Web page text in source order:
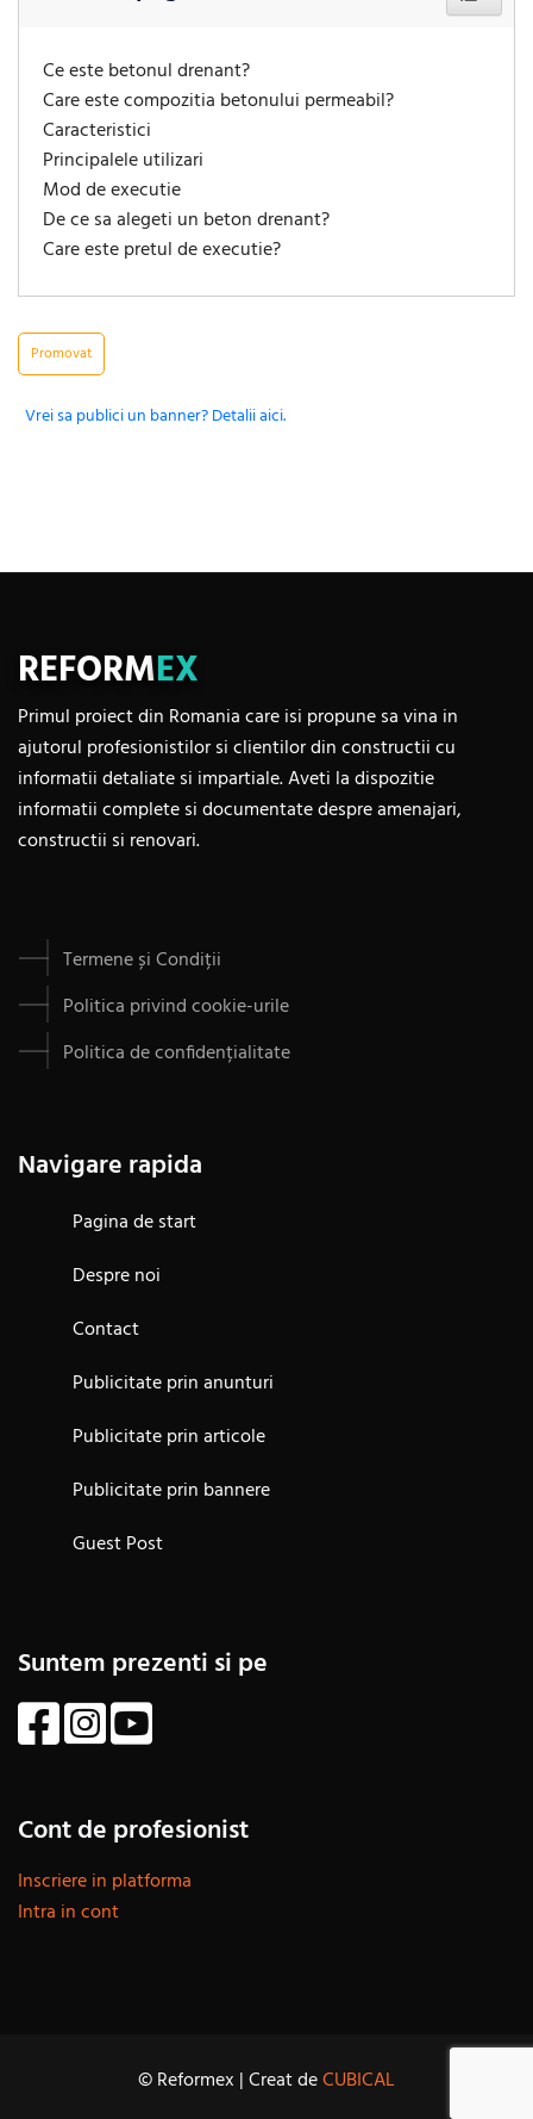
Ce este betonul drenant?
Care este compozitia betonului permeabil?
Caracteristici
Principalele utilizari
Mod de executie
De ce sa alegeti un beton drenant?
Care este pretul de executie?
Promovat
Vrei sa publici un banner? Detalii aici.
REFORMEX
Primul proiect din Romania care isi propune sa vina in
ajutorul profesionistilor si clientilor din constructii cu
informatii detaliate si impartiale. Aveti la dispozitie
informatii complete si documentate despre amenajari,
constructii si renovari.
Termene și Condiții
Politica privind cookie-urile
Politica de confidențialitate
Navigare rapida
Pagina de start
Despre noi
Contact
Publicitate prin anunturi
Publicitate prin articole
Publicitate prin bannere
Guest Post
Suntem prezenti si pe
Cont de profesionist
Inscriere in platforma
Intra in cont
© Reformex | Creat deCUBICAL